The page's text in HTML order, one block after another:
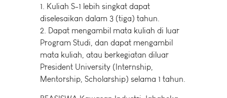
1. Kuliah S-1 lebih singkat dapat
diselesaikan dalam 3 (tiga) tahun.
2. Dapat mengambil mata kuliah di luar
Program Studi, dan dapat mengambil
mata kuliah, atau berkegiatan diluar
President University (Internship,
Mentorship, Scholarship) selama 1 tahun.